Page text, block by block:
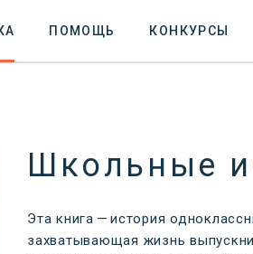
ПОМОЩЬ КОНКУРСЫ
Школьные
Эта книга — история
захватывающая жизнь